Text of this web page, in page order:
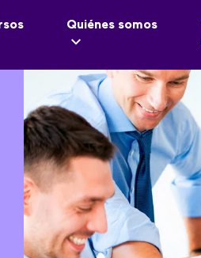
Quiénes somos